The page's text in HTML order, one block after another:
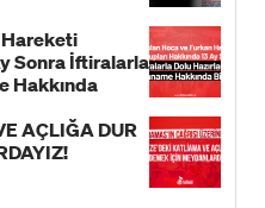
Sonra İftiralarla
Hakkında
AÇLIĞA DUR